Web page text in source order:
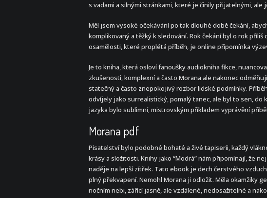
s vadami a silnými stránkami, které je činily přijatelnými,
Měl jsem vysoké očekávání po tak dlouhé době čekání,
komplikovaný a těžký k sledování. Rok čekání byl o rok
osamělosti, které proplétá příběh, je online připomínka
Je to kniha, která osloví fanoušky audiokniha fikce,
zkušenosti, komplexní a často Morana ale nakonec
statečný a často znepokojivý rozbor lidské podmínky.
odvíjely jako surrealistický, pomalý tanec, ale byl to sen,
jazyka bylo sublimní, mistrovským příkladem vyprávění
Morana pdf
Pisatelství bylo podobné bohaté a živé tapiserii, každý
krásy a složitosti. Knihy jako “Modrá” nám připomínají, že
naděje na lepší zítřek. Tato ebook je dech čerstvého
plný překvapení. Nemohl Morana ji odložit. Měla okamžiky
nočním nebi, zářící jasně, ale vzdálené, nedosažitelné a